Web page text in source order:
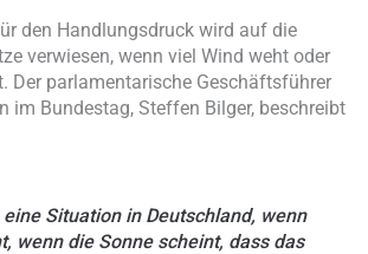
den Handlungsdruck wird auf die
verwiesen, wenn viel Wind weht oder
Der parlamentarische Geschäftsführer
im Bundestag, Steffen Bilger, beschreibt
eine Situation in Deutschland, wenn
wenn die Sonne scheint, dass das